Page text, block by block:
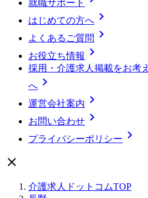
就職サポート
はじめての方へ 
よくあるご質問 
お役立ち情報 
採用・介護求人掲載をお考
へ 
運営会社案内 
お問い合わせ 
プライバシーポリシー 

介護求人ドットコムTOP